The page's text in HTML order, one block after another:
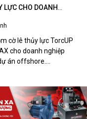
LỰC CHO DOANH
cờ lê thủy lực TorcUP
cho doanh nghiệp
án offshore.